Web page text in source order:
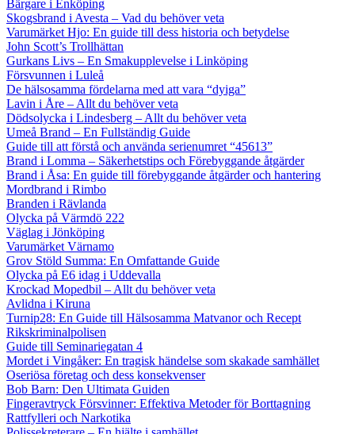
Bärgare i Enköping
Skogsbrand i Avesta – Vad du behöver veta
Varumärket Hjo: En guide till dess historia och betydelse
John Scott’s Trollhättan
Gurkans Livs – En Smakupplevelse i Linköping
Försvunnen i Luleå
De hälsosamma fördelarna med att vara “dyiga”
Lavin i Åre – Allt du behöver veta
Dödsolycka i Lindesberg – Allt du behöver veta
Umeå Brand – En Fullständig Guide
Guide till att förstå och använda serienumret “45613”
Brand i Lomma – Säkerhetstips och Förebyggande åtgärder
Brand i Åsa: En guide till förebyggande åtgärder och hantering
Mordbrand i Rimbo
Branden i Rävlanda
Olycka på Värmdö 222
Väglag i Jönköping
Varumärket Värnamo
Grov Stöld Summa: En Omfattande Guide
Olycka på E6 idag i Uddevalla
Krockad Mopedbil – Allt du behöver veta
Avlidna i Kiruna
Turnip28: En Guide till Hälsosamma Matvanor och Recept
Rikskriminalpolisen
Guide till Seminariegatan 4
Mordet i Vingåker: En tragisk händelse som skakade samhället
Oseriösa företag och dess konsekvenser
Bob Barn: Den Ultimata Guiden
Fingeravtryck Försvinner: Effektiva Metoder för Borttagning
Rattfylleri och Narkotika